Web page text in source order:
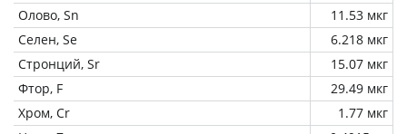
Олово, Sn
11.53 мкг
Селен, Se
6.218 мкг
Стронций, Sr
15.07 мкг
Фтор, F
29.49 мкг
Хром, Cr
1.77 мкг